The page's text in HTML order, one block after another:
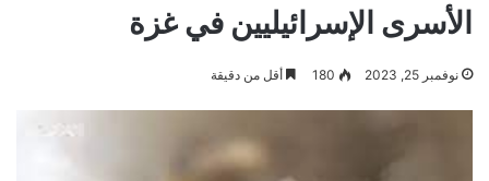
الأسرى الإسرائيليين في غزة
نوفمبر 25, 2023 180 أقل من دقيقة